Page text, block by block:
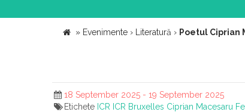
» Evenimente › Literatură › Poetul Ciprian
18 September 2025 - 19 September 2025
Etichete ICR ICR Bruxelles Ciprian Macesaru